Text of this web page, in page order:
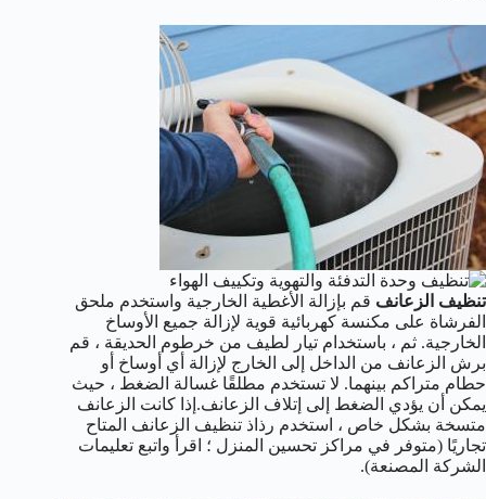
تنظيف الزعانف قم بإزالة الأغطية الخارجية واستخدم ملحق
الفرشاة على مكنسة كهربائية قوية لإزالة جميع الأوساخ
الخارجية. ثم ، باستخدام تيار لطيف من خرطوم الحديقة ، قم
برش الزعانف من الداخل إلى الخارج لإزالة أي أوساخ أو
حطام متراكم بينهما. لا تستخدم مطلقًا غسالة الضغط ، حيث
يمكن أن يؤدي الضغط إلى إتلاف الزعانف.إذا كانت الزعانف
متسخة بشكل خاص ، استخدم رذاذ تنظيف الزعانف المتاح
تجاريًا (متوفر في مراكز تحسين المنزل ؛ اقرأ واتبع تعليمات
الشركة المصنعة).